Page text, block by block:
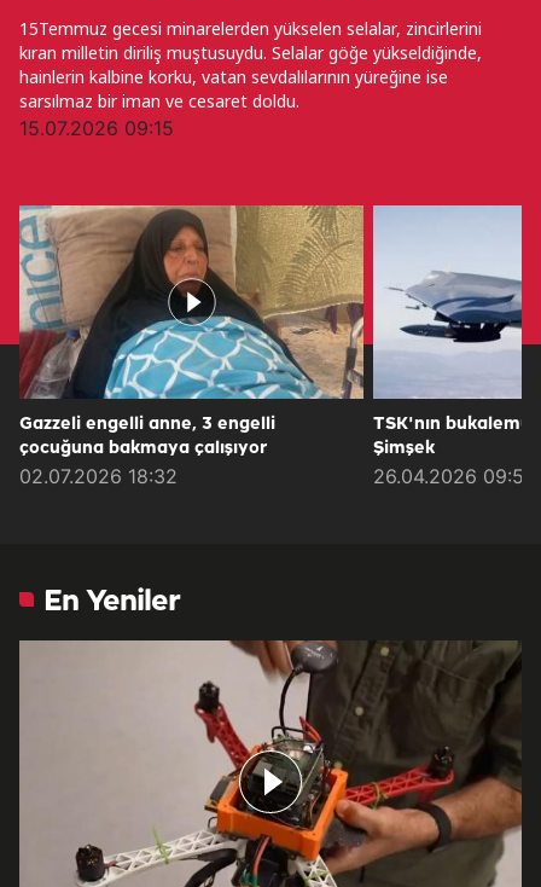
15Temmuz gecesi minarelerden yükselen selalar, zincirlerini
kıran milletin diriliş muştusuydu. Selalar göğe yükseldiğinde,
hainlerin kalbine korku, vatan sevdalılarının yüreğine ise
sarsılmaz bir iman ve cesaret doldu.
15.07.2026 09:15
Gazzeli engelli anne, 3 engelli
çocuğuna bakmaya çalışıyor
02.07.2026 18:32
TSK'nın
Şimşek
26.04.2026 09:57
En Yeniler